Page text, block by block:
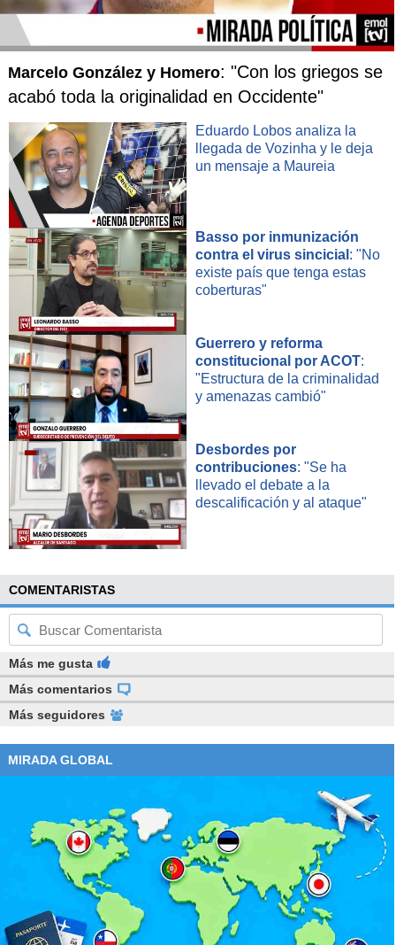
Marcelo González y Homero: "Con los griegos se
acabó toda la originalidad en Occidente"
Eduardo Lobos analiza la
llegada de Vozinha y le deja
un mensaje a Maureia
Basso por inmunización
contra el virus sincicial : "No
existe país que tenga estas
coberturas"
Guerrero y reforma
constitucional por ACOT:
"Estructura de la criminalidad
y amenazas cambió"
Desbordes por
contribuciones: "Se ha
llevado el debate a la
descalificación y al ataque"
COMENTARISTAS
Más me gusta
Más comentarios
Más seguidores
MIRADA GLOBAL